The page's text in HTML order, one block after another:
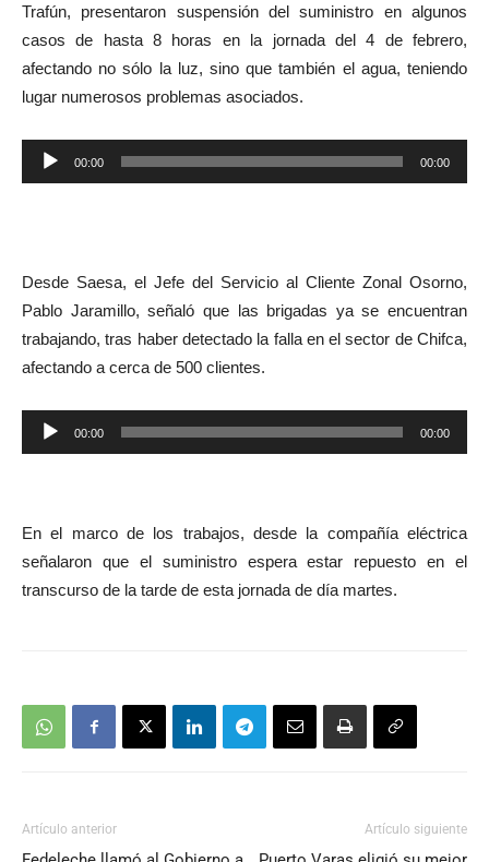
Trafún, presentaron suspensión del suministro en algunos
casos de hasta 8 horas en la jornada del 4 de febrero,
afectando no sólo la luz, sino que también el agua, teniendo
lugar numerosos problemas asociados.
Reproductor
de
00:00 00:00
Desde Saesa, el Jefe del Servicio al Cliente Zonal Osorno,
Pablo Jaramillo, señaló que las brigadas ya se encuentran
trabajando, tras haber detectado la falla en el sector de Chifca,
afectando a cerca de 500 clientes.
Reproductor
de
00:00 00:00
En el marco de los trabajos, desde la compañía eléctrica
señalaron que el suministro espera estar repuesto en el
transcurso de la tarde de esta jornada de día martes.
Artículo anterior Artículo siguiente